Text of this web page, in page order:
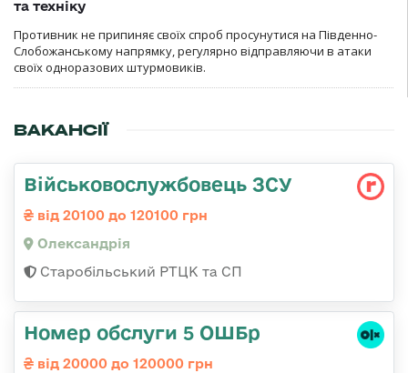
та техніку
Противник не припиняє своїх спроб просунутися на Південно-
Слобожанському напрямку, регулярно відправляючи в атаки
своїх одноразових штурмовиків.
ВАКАНСІЇ
Військовослужбовець ЗСУ
від 20100 до 120100 грн
Олександрія
Старобільський РТЦК та СП
Номер обслуги 5 ОШБр
від 20000 до 120000 грн